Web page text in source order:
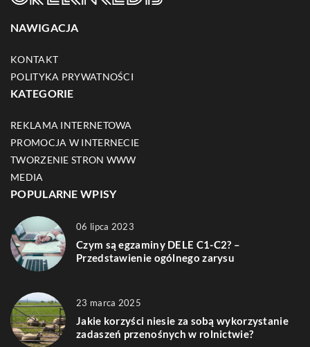
NAWIGACJA
KONTAKT
POLITYKA PRYWATNOŚCI
KATEGORIE
REKLAMA INTERNETOWA
PROMOCJA W INTERNECIE
TWORZENIE STRON WWW
MEDIA
POPULARNE WPISY
06 lipca 2023
Czym są egzaminy DELE C1-C2? –
Przedstawienie ogólnego zarysu
23 marca 2025
Jakie korzyści niesie za sobą wykorzystanie
zadaszeń przenośnych w rolnictwie?